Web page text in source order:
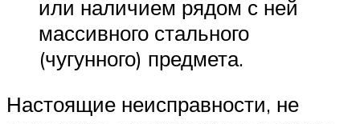
или наличием рядом с ней
массивного стального
(чугунного) предмета.
Настоящие неисправности, не